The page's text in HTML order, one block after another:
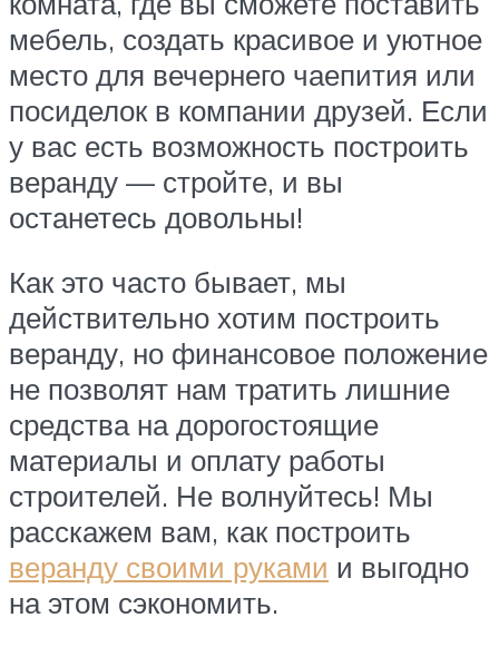
мебель, создать красивое и уютное
место для вечернего чаепития или
посиделок в компании друзей. Если
у вас есть возможность построить
веранду — стройте, и вы
останетесь довольны!
Как это часто бывает, мы
действительно хотим построить
веранду, но финансовое положение
не позволят нам тратить лишние
средства на дорогостоящие
материалы и оплату работы
строителей. Не волнуйтесь! Мы
расскажем вам, как построить
веранду своими руками и выгодно
на этом сэкономить.